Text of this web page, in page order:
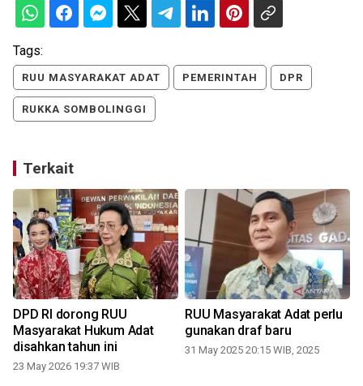
Tags:
RUU MASYARAKAT ADAT PEMERINTAH DPR
RUKKA SOMBOLINGGI
Terkait
DPD RI dorong RUU
Masyarakat Hukum Adat
disahkan tahun ini
23 May 2026 19:37 WIB
RUU Masyarakat Adat perlu
gunakan draf baru
31 May 2025 20:15 WIB, 2025